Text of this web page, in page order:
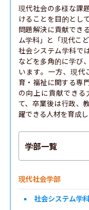
現代社会の多様な課
けることを目的とし
問題解決に貢献でき
ム学科」と「現代こ
社会システム学科で
などを多角的に学び
います。一方、現
育・福祉に関する専
の向上に貢献できる
て、卒業後は行政、
躍できる人材を育成し
学部一覧
現代社会学部
社会システム学